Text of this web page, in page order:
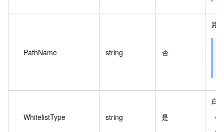
PathName string 否
路
WhitelistType string 是
白